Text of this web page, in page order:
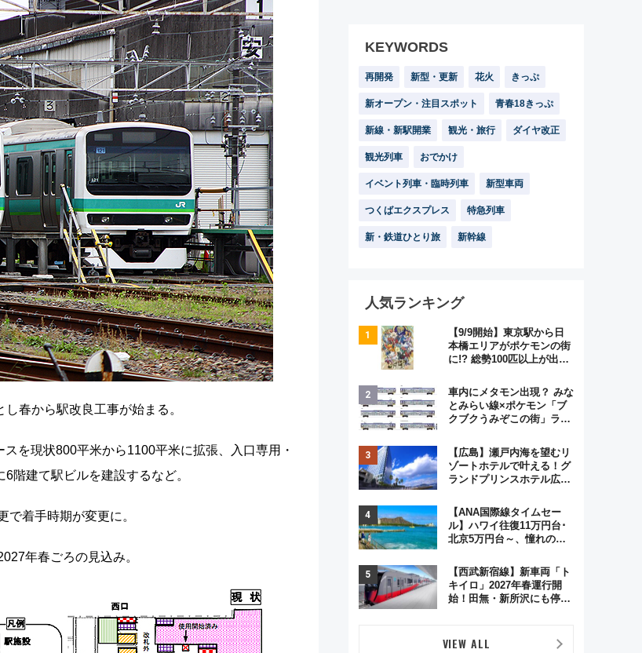
春から駅改良工事が始まる。
を現状800平米から1100平米に拡張、入口専用・
階建て駅ビルを建設するなど。
着手時期が変更に。
年春ごろの見込み。
KEYWORDS
再開発 新型・更新 花火 きっぷ
新オープン・注目スポット 青春18きっぷ
新線・新駅開業 観光・旅行 ダイヤ改正
観光列車 おでかけ
イベント列車・臨時列車 新型車両
つくばエクスプレス 特急列車
新・鉄道ひとり旅 新幹線
人気ランキング
【9/9開始】東京駅から日
本橋エリアがポケモンの街
に!? 総勢100匹以上が出現
格謎解き・グッズ情報まと
め
車内にメタモン出現？ みな
とみらい線×ポケモン「ブ
クブクうみぞこの街」ラッ
この夏は直通列車で横浜
へ！
【広島】瀬戸内海を望むリ
ゾートホテルで叶える！グ
ランドプリンスホテル広島
ジュアルパーティープラン
【ANA国際線タイムセー
ル】ハワイ往復11万円台･
北京5万円台～、憧れのビ
GW旅行まで狙える激アツ
路線まとめ（8/10まで）
【西武新宿線】新車両「ト
キイロ」2027年春運行開
始！田無・新所沢にも停
VIEW ALL